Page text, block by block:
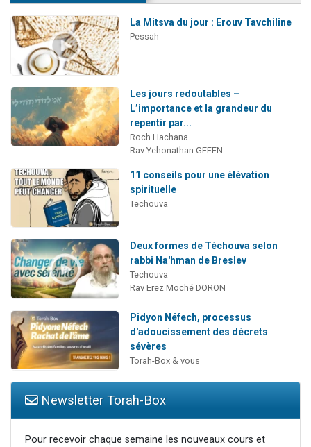
La Mitsva du jour : Erouv Tavchiline
Pessah
Les jours redoutables –
L’importance et la grandeur du
repentir par...
Roch Hachana
Rav Yehonathan GEFEN
11 conseils pour une élévation
spirituelle
Techouva
Deux formes de Téchouva selon
rabbi Na'hman de Breslev
Techouva
Rav Erez Moché DORON
Pidyon Néfech, processus
d'adoucissement des décrets
sévères
Torah-Box & vous
Newsletter Torah-Box
Pour recevoir chaque semaine les nouveaux cours et